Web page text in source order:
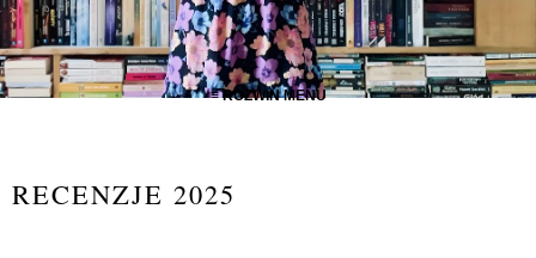
≡ ROZWIŃ MENU
RECENZJE 2025